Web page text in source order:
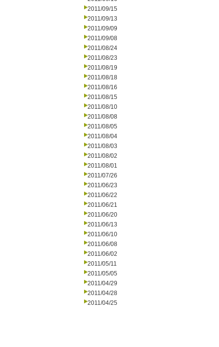
2011/09/15
2011/09/13
2011/09/09
2011/09/08
2011/08/24
2011/08/23
2011/08/19
2011/08/18
2011/08/16
2011/08/15
2011/08/10
2011/08/08
2011/08/05
2011/08/04
2011/08/03
2011/08/02
2011/08/01
2011/07/26
2011/06/23
2011/06/22
2011/06/21
2011/06/20
2011/06/13
2011/06/10
2011/06/08
2011/06/02
2011/05/11
2011/05/05
2011/04/29
2011/04/28
2011/04/25